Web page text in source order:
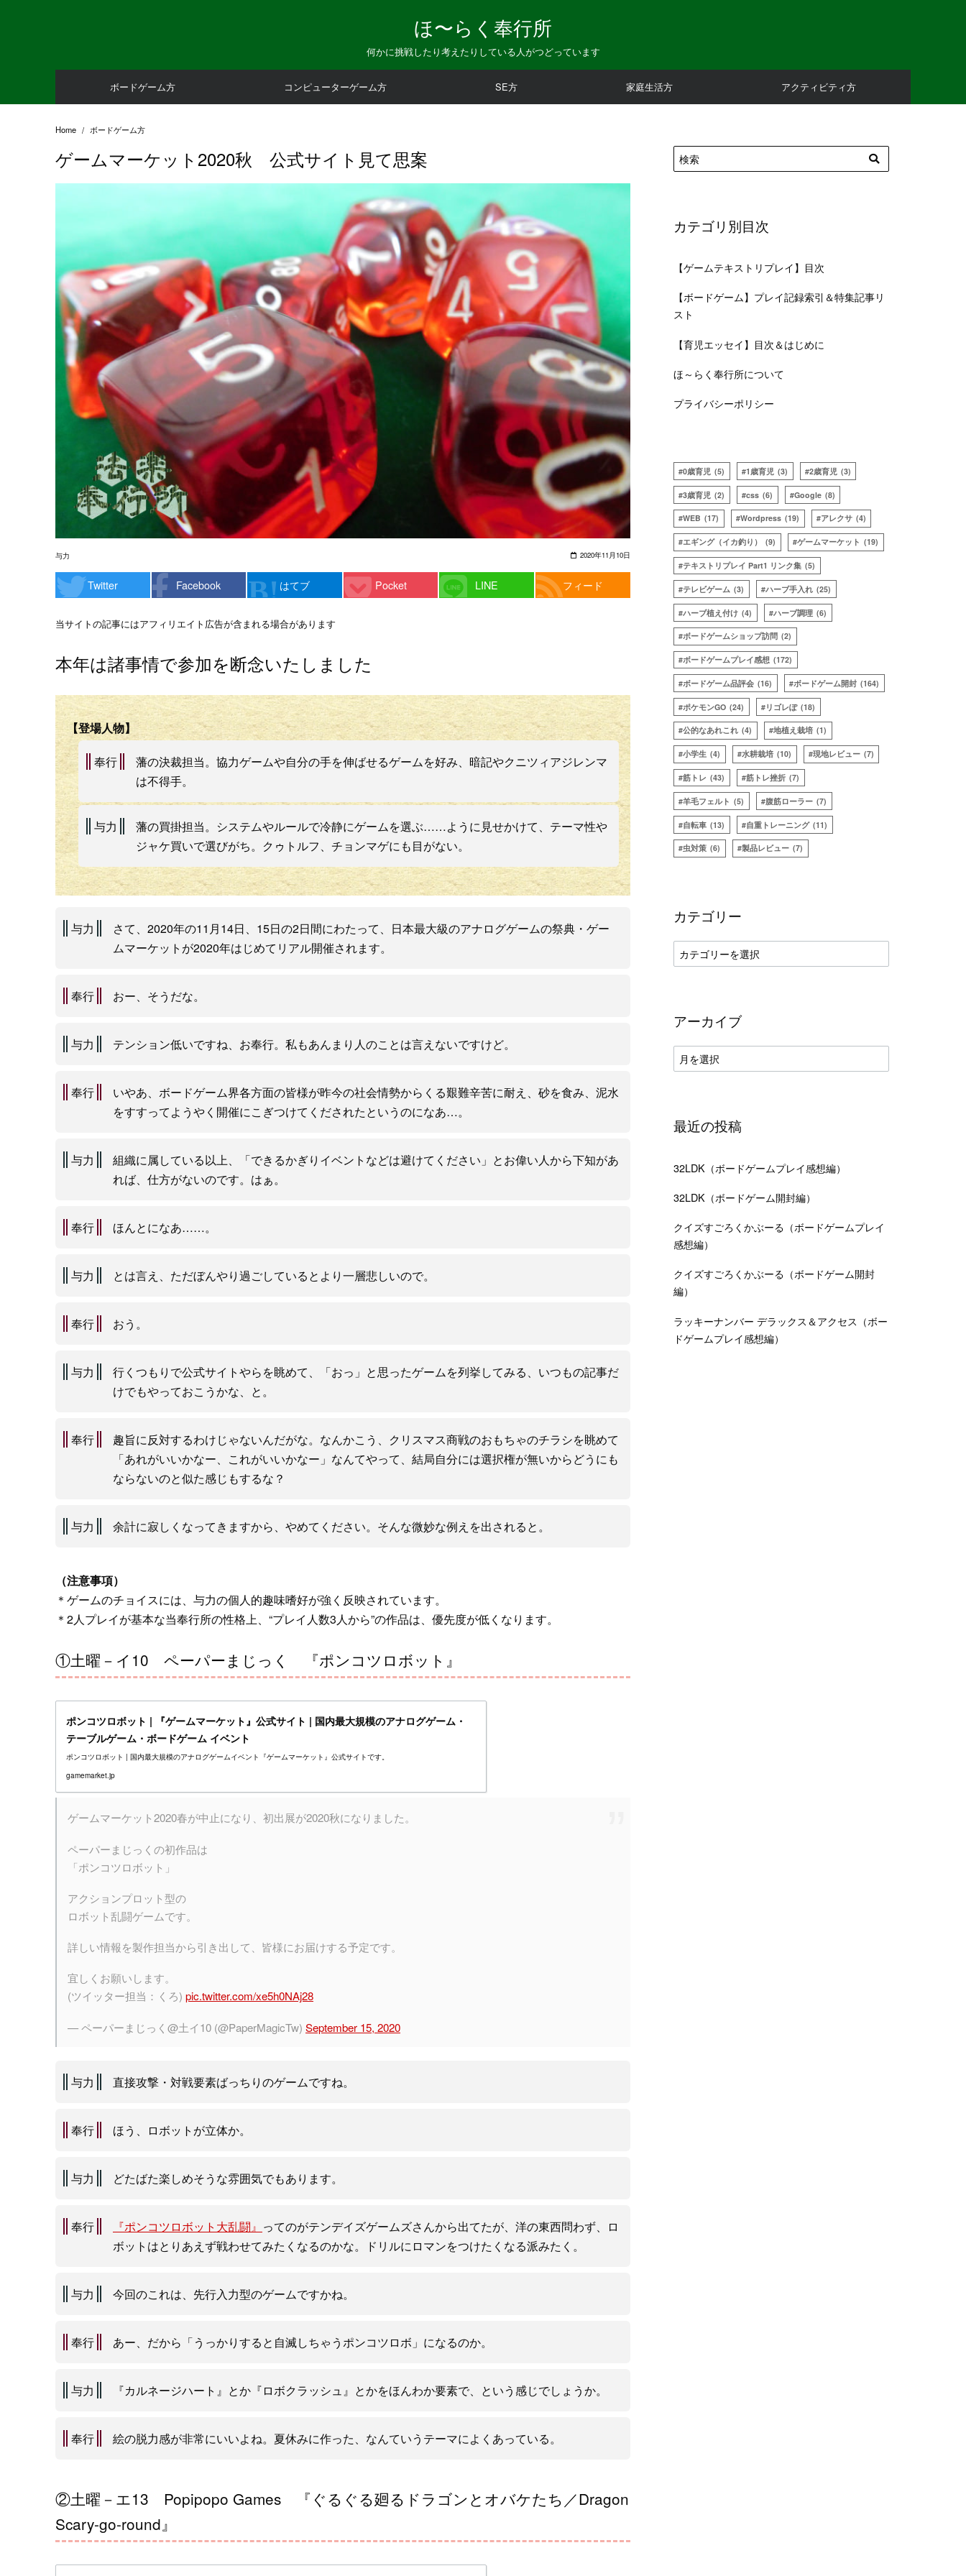
ほ〜らく奉行所
何かに挑戦したり考えたりしている人がつどっています
ボードゲーム方 コンピューターゲーム方 SE方 家庭生活方 アクティビティ方
Home ボードゲーム方
ゲームマーケット2020秋 公式サイト見て思案
与力 2020年11月10日
Twitter Facebook はてブ Pocket LINE フィード
当サイトの記事にはアフィリエイト広告が含まれる場合があります
本年は諸事情で参加を断念いたしました
【登場人物】
奉行
藩の決裁担当。協力ゲームや自分の手を伸ばせるゲームを好み、暗記やクニツィアジレンマ
は不得手。
与力
藩の買掛担当。システムやルールで冷静にゲームを選ぶ……ように見せかけて、テーマ性や
ジャケ買いで選びがち。クゥトルフ、チョンマゲにも目がない。
与力
さて、2020年の11月14日、15日の2日間にわたって、日本最大級のアナログゲームの祭典・ゲー
ムマーケットが2020年はじめてリアル開催されます。
奉行 おー、そうだな。
与力 テンション低いですね、お奉行。私もあんまり人のことは言えないですけど。
奉行
いやあ、ボードゲーム界各方面の皆様が昨今の社会情勢からくる艱難辛苦に耐え、砂を食み、泥水
をすすってようやく開催にこぎつけてくだされたというのになあ…。
与力
組織に属している以上、「できるかぎりイベントなどは避けてください」とお偉い人から下知があ
れば、仕方がないのです。はぁ。
奉行 ほんとになあ……。
与力 とは言え、ただぼんやり過ごしているとより一層悲しいので。
奉行 おう。
与力
行くつもりで公式サイトやらを眺めて、「おっ」と思ったゲームを列挙してみる、いつもの記事だ
けでもやっておこうかな、と。
奉行
趣旨に反対するわけじゃないんだがな。なんかこう、クリスマス商戦のおもちゃのチラシを眺めて
「あれがいいかなー、これがいいかなー」なんてやって、結局自分には選択権が無いからどうにも
ならないのと似た感じもするな？
与力 余計に寂しくなってきますから、やめてください。そんな微妙な例えを出されると。
（注意事項）
＊ゲームのチョイスには、与力の個人的趣味嗜好が強く反映されています。
＊2人プレイが基本な当奉行所の性格上、“プレイ人数3人から”の作品は、優先度が低くなります。
①土曜－イ10 ペーパーまじっく 『ポンコツロボット』
ポンコツロボット | 『ゲームマーケット』公式サイト | 国内最大規模のアナログゲーム・
テーブルゲーム・ボードゲーム イベント
ポンコツロボット | 国内最大規模のアナログゲームイベント『ゲームマーケット』公式サイトです。
gamemarket.jp
ゲームマーケット2020春が中止になり、初出展が2020秋になりました。
ペーパーまじっくの初作品は
「ポンコツロボット」
アクションプロット型の
ロボット乱闘ゲームです。
詳しい情報を製作担当から引き出して、皆様にお届けする予定です。
宜しくお願いします。
(ツイッター担当：くろ) pic.twitter.com/xe5h0NAj28
— ペーパーまじっく@土イ10 (@PaperMagicTw) September 15, 2020
与力 直接攻撃・対戦要素ばっちりのゲームですね。
奉行 ほう、ロボットが立体か。
与力 どたばた楽しめそうな雰囲気でもあります。
奉行 『ポンコツロボット大乱闘』 ってのがテンデイズゲームズさんから出てたが、洋の東西問わず、ロ
ボットはとりあえず戦わせてみたくなるのかな。ドリルにロマンをつけたくなる派みたく。
与力 今回のこれは、先行入力型のゲームですかね。
奉行 あー、だから「うっかりすると自滅しちゃうポンコツロボ」になるのか。
与力 『カルネージハート』とか『ロボクラッシュ』とかをほんわか要素で、という感じでしょうか。
奉行 絵の脱力感が非常にいいよね。夏休みに作った、なんていうテーマによくあっている。
②土曜－エ13 Popipopo Games 『ぐるぐる廻るドラゴンとオバケたち／Dragon
Scary-go-round』
カテゴリ別目次
【ゲームテキストリプレイ】目次
【ボードゲーム】プレイ記録索引＆特集記事リ
スト
【育児エッセイ】目次＆はじめに
ほ～らく奉行所について
プライバシーポリシー
0歳育児 (5) 1歳育児 (3) 2歳育児 (3)
3歳育児 (2) css (6) Google (8)
WEB (17) Wordpress (19) アレクサ (4)
エギング（イカ釣り） (9) ゲームマーケット (19)
テキストリプレイ Part1 リンク集 (5)
テレビゲーム (3) ハーブ手入れ (25)
ハーブ植え付け (4) ハーブ調理 (6)
ボードゲームショップ訪問 (2)
ボードゲームプレイ感想 (172)
ボードゲーム品評会 (16) ボードゲーム開封 (164)
ポケモンGO (24) リゴレぽ (18)
公的なあれこれ (4) 地植え栽培 (1)
小学生 (4) 水耕栽培 (10) 現地レビュー (7)
筋トレ (43) 筋トレ挫折 (7)
羊毛フェルト (5) 腹筋ローラー (7)
自転車 (13) 自重トレーニング (11)
虫対策 (6) 製品レビュー (7)
カテゴリー
カ
テ
ー
アーカイブ
ア
ー
ブ
最近の投稿
32LDK（ボードゲームプレイ感想編）
32LDK（ボードゲーム開封編）
クイズすごろくかぶーる（ボードゲームプレイ
感想編）
クイズすごろくかぶーる（ボードゲーム開封
編）
ラッキーナンバー デラックス＆アクセス（ボー
ドゲームプレイ感想編）